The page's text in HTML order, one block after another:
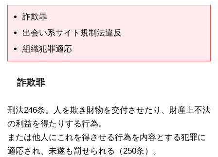
詐欺罪
出会い系サイト規制法違反
組織犯罪適応
詐欺罪
刑法246条。人を欺き財物を交付させたり、財産上不法
の利益を得たりする行為。
または他人にこれを得させる行為を内容とする犯罪に
適応され、未遂も罰せられる（250条）。